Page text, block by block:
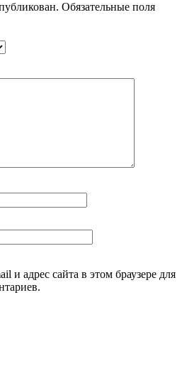
Обязательные поля
и адрес сайта в этом браузере для